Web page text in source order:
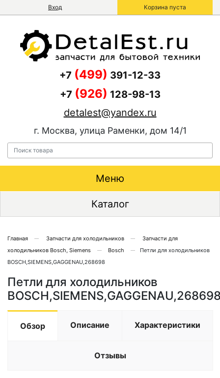
Вход Корзина пуста
+7 (499) 391-12-33
+7 (926) 128-98-13
detalest@yandex.ru
г. Москва, улица Раменки, дом 14/1
Меню
Каталог
Главная Запчасти для холодильников
Запчасти для
холодильников Bosch, Siemens
Bosch
Петли для холодильников
BOSCH,SIEMENS,GAGGENAU,268698
Петли для холодильников
Обзор Описание Характеристики
Отзывы